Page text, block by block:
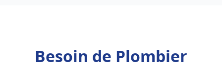
Besoin de Plombier